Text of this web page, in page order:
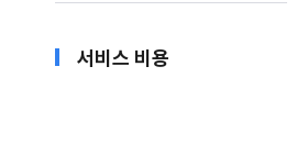
서비스 비용